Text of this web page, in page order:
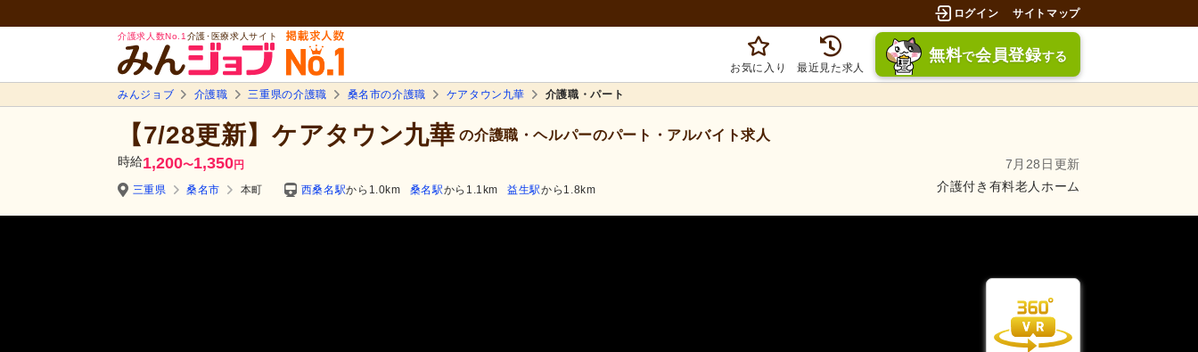
ログイン サイトマップ
介護求人数No.1 介護･医療求人サイト
お気に入り 最近見た求人
無料で会員登録する
みんジョブ 介護職 三重県の介護職 桑名市の介護職 ケアタウン九華 介護職・パート
【7/28更新】ケアタウン九華 の介護職・ヘルパーのパート・アルバイト求人
時給1,200〜1,350円
7月28日更新
介護付き有料老人ホーム
三重県 桑名市 本町 西桑名駅から1.0km 桑名駅から1.1km 益生駅から1.8km